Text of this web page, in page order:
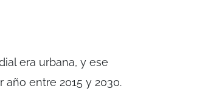
era urbana, y ese
entre 2015 y 2030.